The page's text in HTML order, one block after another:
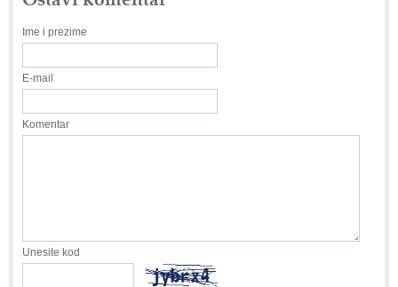
Ime i prezime
E-mail
Komentar
Unesite kod